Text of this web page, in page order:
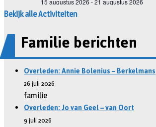
Bekijk alle Activiteiten
Familie berichten
Overleden: Annie Bolenius – Berkelmans
26 juli 2026
familie
Overleden: Jo van Geel – van Oort
9 juli 2026